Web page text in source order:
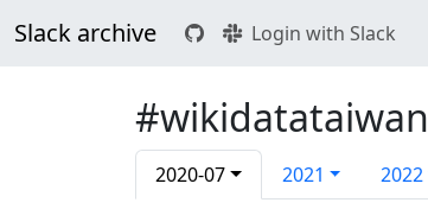
Slack archive Login with Slack
#wikidatataiwan
2020-07 2021 2022